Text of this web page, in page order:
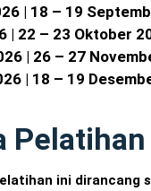
| 18 – 19
| 22 – 23 Oktober
| 26 – 27
| 18 – 19
Pelatihan
ini dirancang